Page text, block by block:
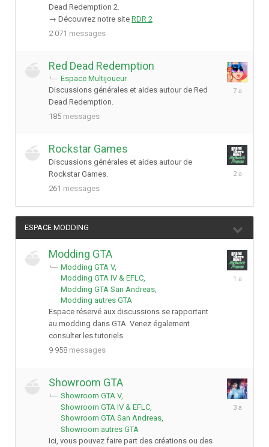
Dead Redemption 2.
→ Découvrez notre site RDR 2
2 071 messages
Red Dead Redemption
Espace Multijoueur
Discussions générales et aides autour de Red
Dead Redemption.
185 messages
14
Rockstar Games
Discussions générales et aides autour de
Rockstar Games.
261 messages
23
ESPACE MODDING
Modding GTA
Modding GTA V
Modding GTA IV & EFLC
Modding GTA San Andreas
Modding autres GTA
Espace réservé aux discussions se rapportant
au modding dans GTA. Venez également
consulter les tutoriels.
9 958 messages
Showroom GTA
Showroom GTA V
Showroom GTA IV & EFLC
Showroom GTA San Andreas
Showroom autres GTA
Ici, vous pouvez faire part des créations ou des
23